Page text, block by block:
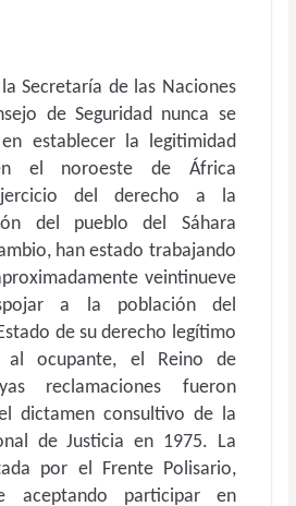
Secretaría de las Naciones
de Seguridad nunca se
establecer la legitimidad
el noroeste de África
del derecho a la
del pueblo del Sáhara
han estado trabajando
veintinueve
a la población del
de su derecho legítimo
al ocupante, el Reino de
reclamaciones fueron
dictamen consultivo de la
de Justicia en 1975. La
por el Frente Polisario,
aceptando participar en